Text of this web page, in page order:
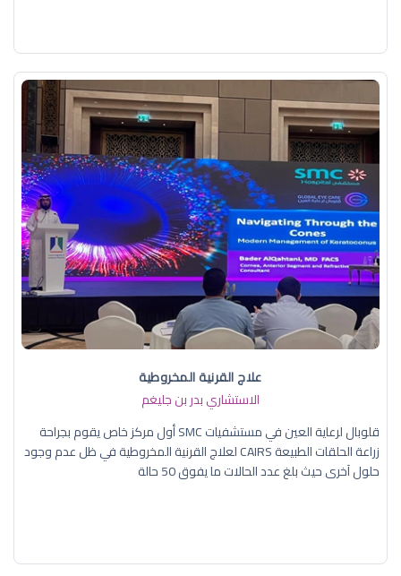
علاج القرنية المخروطية
الاستشاري بدر بن جليغم
قلوبال لرعاية العين في مستشفيات SMC أول مركز خاص يقوم بجراحة
زراعة الحلقات الطبيعة CAIRS لعلاج القرنية المخروطية في ظل عدم وجود
حلول آخرى حيث بلغ عدد الحالات ما يفوق 50 حالة